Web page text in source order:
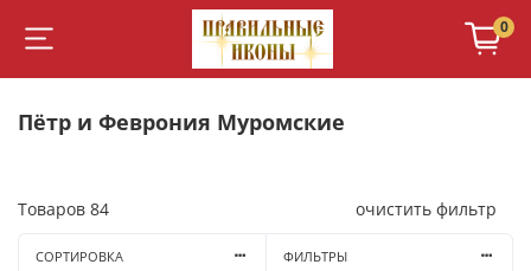
0
Пётр и Феврония Муромские
Товаров 84 очистить фильтр
СОРТИРОВКА ФИЛЬТРЫ